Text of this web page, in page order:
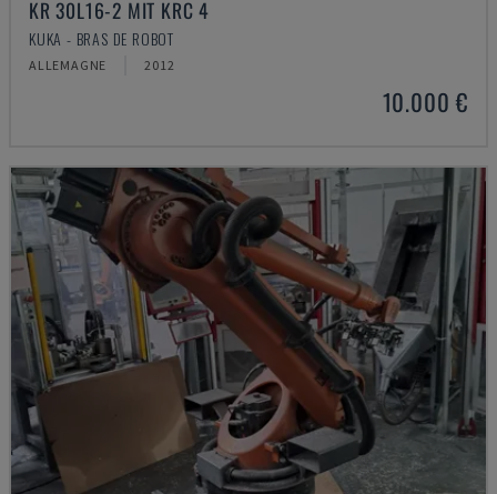
KR 30L16-2 MIT KRC 4
KUKA - BRAS DE ROBOT
ALLEMAGNE 2012
10.000 €